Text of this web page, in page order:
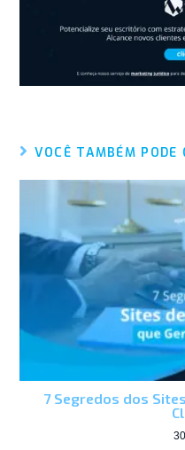
VOCÊ TAMBÉM PODE
7 Segredos dos